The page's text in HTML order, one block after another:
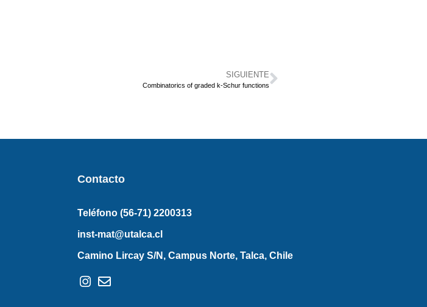
SIGUIENTE
Combinatorics of graded k-Schur functions
Contacto
Teléfono (56-71) 2200313
inst-mat@utalca.cl
Camino Lircay S/N, Campus Norte, Talca, Chile